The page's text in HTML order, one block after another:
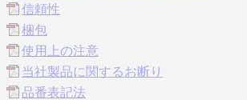
信頼性
梱包
使用上の注意
当社製品に関するお断り
品番表記法